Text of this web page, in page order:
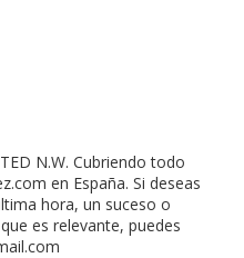
N.W. Cubriendo todo
en España. Si deseas
hora, un suceso o
es relevante, puedes